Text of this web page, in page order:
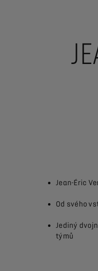
Jean-Éric
Od svého
Jediný
týmů